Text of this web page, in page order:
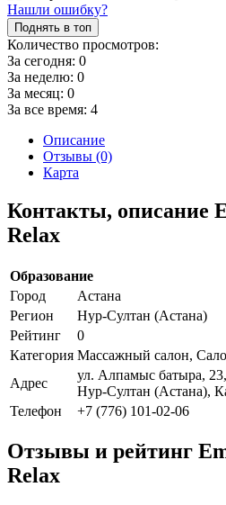
Нашли ошибку?
Поднять в топ
Количество просмотров:
За сегодня: 0
За неделю: 0
За месяц: 0
За все время: 4
Описание
Отзывы (0)
Карта
Контакты, описание
Relax
Образование
Город
Астана
Регион
Нур-Султан (Астана)
Рейтинг
0
Категория Массажный салон,
Адрес
ул. Алпамыс батыра,
Нур-Султан (Астана),
Телефон
+7 (776) 101-02-06
Отзывы и рейтинг
Relax